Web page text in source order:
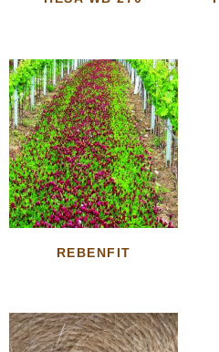
REBENFIT